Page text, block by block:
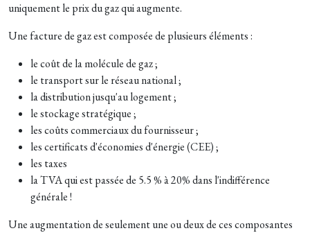
uniquement le prix du gaz qui augmente.
Une facture de gaz est composée de plusieurs éléments :
le coût de la molécule de gaz ;
le transport sur le réseau national ;
la distribution jusqu'au logement ;
le stockage stratégique ;
les coûts commerciaux du fournisseur ;
les certificats d'économies d'énergie (CEE) ;
les taxes
la TVA qui est passée de 5.5 % à 20% dans l'indifférence
générale !
Une augmentation de seulement une ou deux de ces composantes